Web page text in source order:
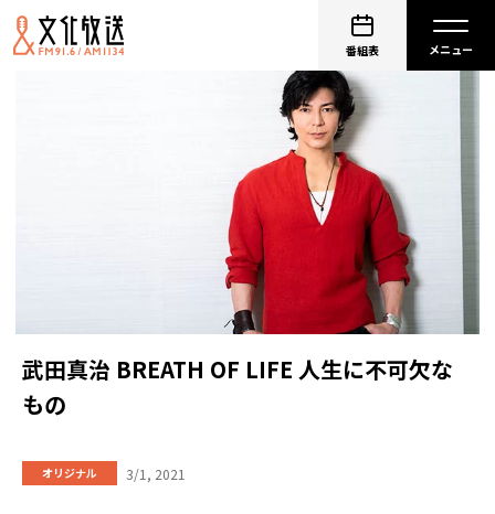
番組表
武田真治 BREATH OF LIFE 人生に不可欠な
もの
オリジナル 3/1, 2021